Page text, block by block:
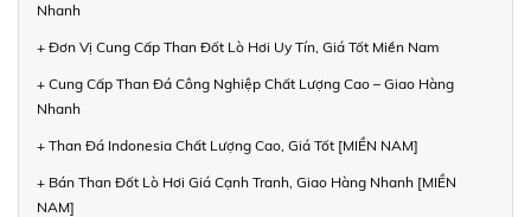
Nhanh
+ Đơn Vị Cung Cấp Than Đốt Lò Hơi Uy Tín, Giá Tốt Miền Nam
+ Cung Cấp Than Đá Công Nghiệp Chất Lượng Cao – Giao Hàng
Nhanh
+ Than Đá Indonesia Chất Lượng Cao, Giá Tốt [MIỀN NAM]
+ Bán Than Đốt Lò Hơi Giá Cạnh Tranh, Giao Hàng Nhanh [MIỀN
NAM]